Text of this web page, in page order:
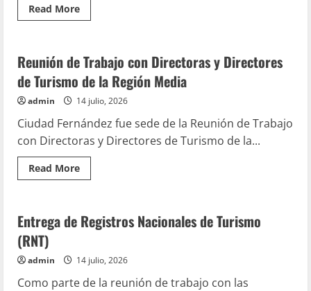
Read MoreRead
more
identidad
de
Ciudad
Fernández
Artesanias Hecho en CDFDZ
Reunión de Trabajo con Directoras y Directores
de Turismo de la Región Media
admin 14 julio, 2026
Ciudad Fernández fue sede de la Reunión de Trabajo
con Directoras y Directores de Turismo de la...
Read MoreRead
more
Trabajo
con
Directores
de
de
Artesanias Hoteles
Entrega de Registros Nacionales de Turismo
(RNT)
admin 14 julio, 2026
Como parte de la reunión de trabajo con las